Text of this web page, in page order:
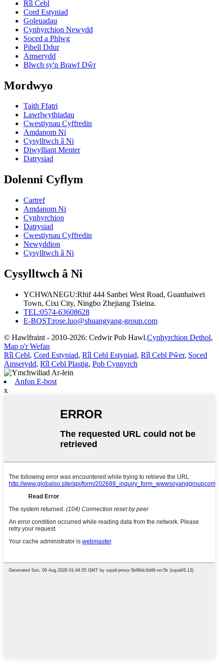
Rîl Cebl
Cord Estyniad
Goleuadau
Cynhyrchion Newydd
Soced a Phlwg
Pibell Ddur
Amserydd
Blwch sy'n Brawf Dŵr
Mordwyo
Taith Ffatri
Lawrlwythiadau
Cwestiynau Cyffredin
Amdanom Ni
Cysylltwch â Ni
Diwylliant Menter
Datrysiad
Dolenni Cyflym
Cartref
Amdanom Ni
Cynhyrchion
Datrysiad
Cwestiynau Cyffredin
Newyddion
Cysylltwch â Ni
Cysylltwch â Ni
YCHWANEGU:Rhif 444 Sanbei West Road, Guanhaiwei
Town, Cixi City, Ningbo Zhejiang Tsieina.
TEL:0574-63608628
E-BOST:rose.luo@shuangyang-group.com
© Hawlfraint - 2010-2026: Cedwir Pob Hawl.Cynhyrchion Dethol,
Map o'r Wefan
Rîl Cebl, Cord Estyniad, Rîl Cebl Estyniad, Rîl Cebl Pŵer, Soced
Amserydd, Rîl Cebl Plastig, Pob Cynnyrch
Anfon E-bost
x